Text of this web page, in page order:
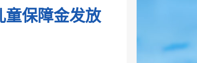
童保障金发放